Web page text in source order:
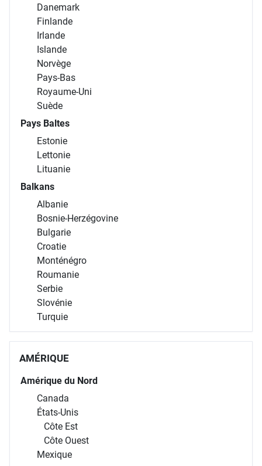
Danemark
Finlande
Irlande
Islande
Norvège
Pays-Bas
Royaume-Uni
Suède
Pays Baltes
Estonie
Lettonie
Lituanie
Balkans
Albanie
Bosnie-Herzégovine
Bulgarie
Croatie
Monténégro
Roumanie
Serbie
Slovénie
Turquie
AMÉRIQUE
Amérique du Nord
Canada
États-Unis
Côte Est
Côte Ouest
Mexique